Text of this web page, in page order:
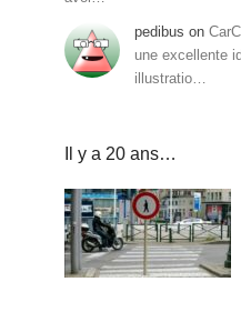
pedibus on
une excellente
illustratio…
Il y a 20 ans…